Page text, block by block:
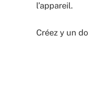
l’appareil.
Créez y un